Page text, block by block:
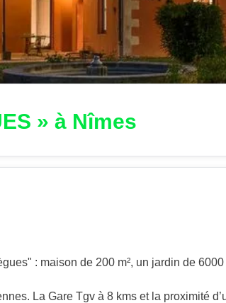
» à Nîmes
: maison de 200 m², un jardin de 6000
La Gare Tgv à 8 kms et la proximité